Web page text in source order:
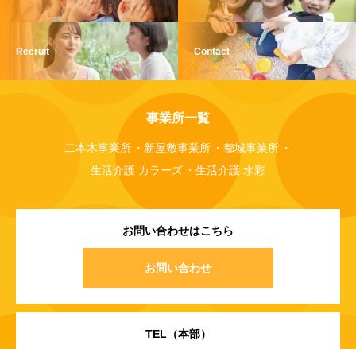
Recruit Contact
事業所一覧
二本木事業所 新屋敷事業所
都城事業所
生活介護 カラーズ
生活介護 水彩
お問い合わせはこちら
お問い合わせ
TEL（本部）